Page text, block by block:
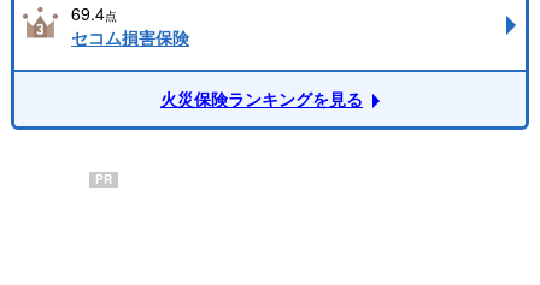
69.4点
セコム損害保険
火災保険ランキングを見る
PR